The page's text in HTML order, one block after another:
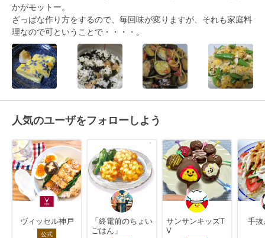
かがモットー。
ざっぱな作り方をするので、毎回味が変りますが、それも家庭料
理なので可ということで・・・・。
人気のユーザをフォローしよう
ヴィッセル神戸
公式
「終電前のちょい
ごはん」
サンサンキッズT
V
手抜